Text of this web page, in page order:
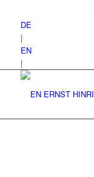
DE
|
EN
|